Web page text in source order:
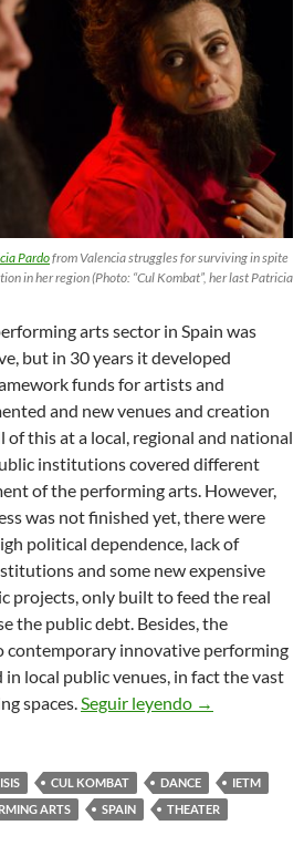
Pardofrom Valencia struggles for surviving in spite
in her region (Photo: “Cul Kombat”, her last Patricia
arts sector in Spain was
but in 30 years it developed
funds for artists and
and new venues and creation
of this at a local, regional and national
institutions covered different
of the performing arts. However,
was not finished yet, there were
political dependence, lack of
and some new expensive
projects, only built to feed the real
the public debt. Besides, the
contemporary innovative performing
local public venues, in fact the vast
spaces.Seguir leyendo THE
→
CUL KOMBAT DANCE
IETM
ARTS SPAIN
THEATER